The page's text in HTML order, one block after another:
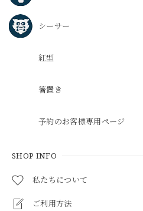
シーサー
紅型
箸置き
予約のお客様専用ページ
SHOP INFO
私たちについて
ご利用方法